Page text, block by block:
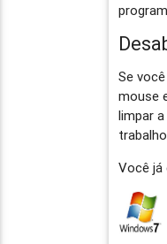
Se
mouse
limpar
trabalho.
Você